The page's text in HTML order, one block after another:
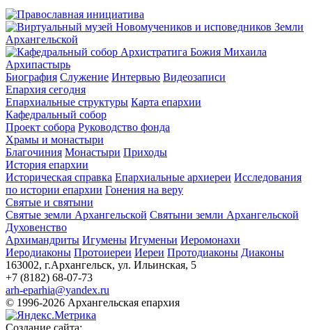
Архипастырь
Биография Служение Интервью Видеозаписи
Епархия сегодня
Епархиальные структуры Карта епархии
Кафедральный собор
Проект собора Руководство фонда
Храмы и монастыри
Благочиния Монастыри Приходы
История епархии
Историческая справка Епархиальные архиереи Исследования
по истории епархии Гонения на веру
Святые и святыни
Святые земли Архангельской Святыни земли Архангельской
Духовенство
Архимандриты Игумены Игуменьи Иеромонахи
Иеродиаконы Протоиереи Иереи Протодиаконы Диаконы
163002, г.Архангельск, ул. Ильинская, 5
+7 (8182) 68-07-73
arh-eparhia@yandex.ru
© 1996-2026 Архангельская епархия
Создание сайта: